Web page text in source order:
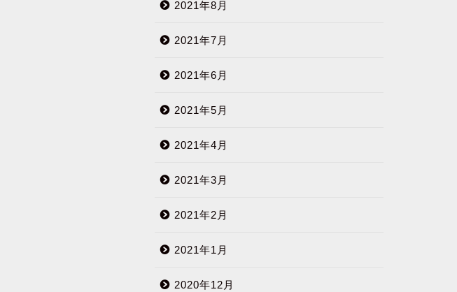
2021年8月
2021年7月
2021年6月
2021年5月
2021年4月
2021年3月
2021年2月
2021年1月
2020年12月